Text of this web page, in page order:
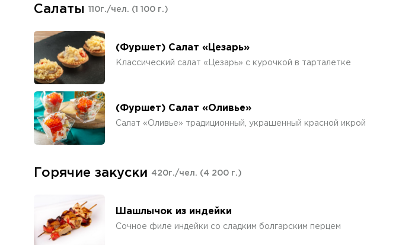
Салаты 110г./чел. (1 100 г.)
(Фуршет) Салат «Цезарь»
Классический салат «Цезарь» с курочкой в тарталетке
(Фуршет) Салат «Оливье»
Салат «Оливье» традиционный, украшенный красной икрой
Горячие закуски 420г./чел. (4 200 г.)
Шашлычок из индейки
Сочное филе индейки со сладким болгарским перцем